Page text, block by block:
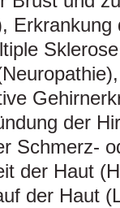
Erkrankung
der
Schmerz-
der Haut
der Haut